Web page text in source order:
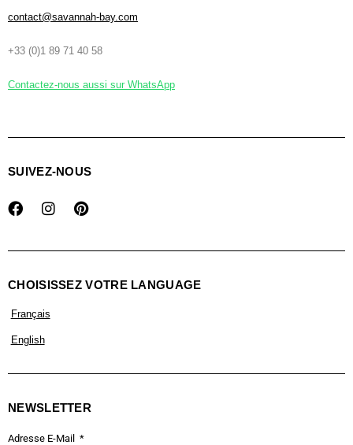
contact@savannah-bay.com
+33 (0)1 89 71 40 58
Contactez-nous aussi sur WhatsApp
SUIVEZ-NOUS
CHOISISSEZ VOTRE LANGUAGE
Français
English
NEWSLETTER
Adresse E-Mail